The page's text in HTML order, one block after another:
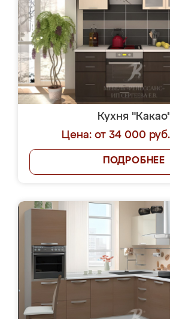
Кухня
Цена: от 34 000
ПОДРОБНЕЕ